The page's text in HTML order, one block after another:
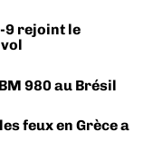
9 rejoint le
980 au Brésil
feux en Grèce a